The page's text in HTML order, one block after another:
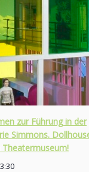
zur Führung in der
Simmons.
Theatermuseum!